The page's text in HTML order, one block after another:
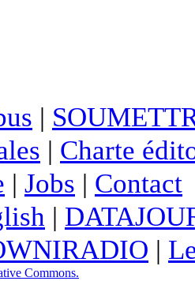
|
| Charte
| Jobs | Contact
|
|
Commons.